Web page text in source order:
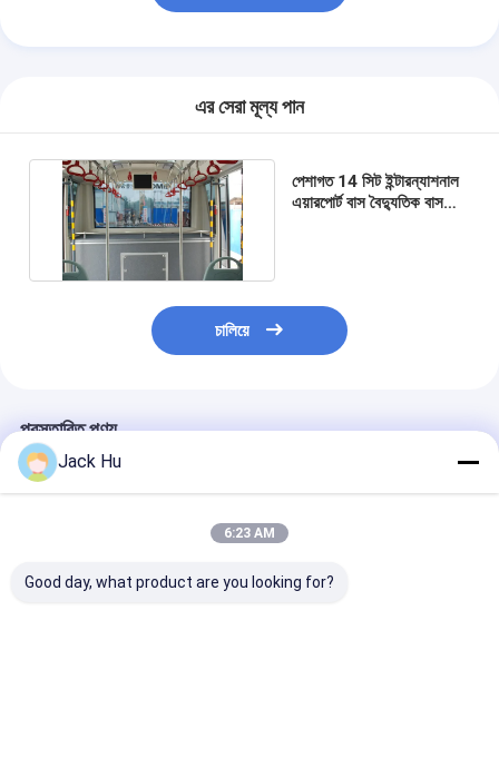
এর সেরা মূল্য পান
পেশাগত 14 সিট ইন্টারন্যাশনাল
এয়ারপোর্ট বাস বৈদ্যুতিক বাস
চালিয়ে
প্রস্তাবিত পণ্য
Jack Hu
6:23 AM
Good day, what product are you looking for?